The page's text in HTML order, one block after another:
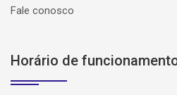
Fale conosco
Horário de